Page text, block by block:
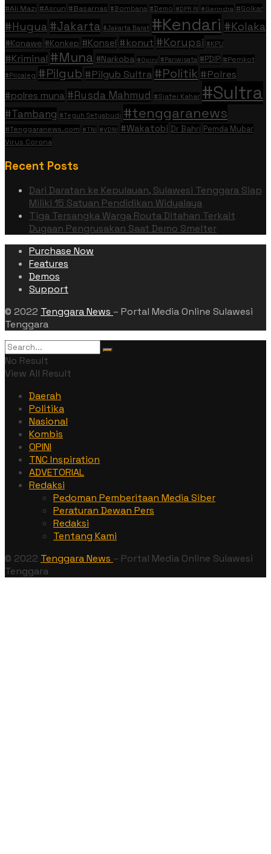
#Ali Mazi #Asrun #Basarnas #Bombana #Demo #DPR RI #Gerindra #Golkar
#Hugua #Jakarta #Jakarta Barat #Kendari #Kolaka
#Konawe #Konkep #Konsel #konut #Korupsi #KPU
#Kriminal #Muna #Narkoba #Opini #Pariwisata #PDIP #Pemkot
#Pilcaleg #Pilgub #Pilgub Sultra #Politik #Polres
#polres muna #Rusda Mahmud #Sjafei Kahar #Sultra
#Tambang #Teguh Setyabudi #tenggaranews
#Tenggaranews.com #TNI #VDNI #Wakatobi Dr Bahri Pemda Mubar
Virus Corona
Recent Posts
Dari Daratan ke Kepulauan, Sulawesi Tenggara Siap
Miliki 15 Satuan Pendidikan Widyalaya
Tiga Tersangka Warga Routa Ditahan Terkait
Dugaan Pengrusakan Saat Demo Smelter
Purchase Now
Features
Demos
Support
© 2022 Tenggara News – Portal Media Online Sulawesi
Tenggara
No Result
View All Result
Daerah
Politika
Nasional
Kombis
OPINI
TNC Inspiration
ADVETORIAL
Redaksi
Pedoman Pemberitaan Media Siber
Peraturan Dewan Pers
Redaksi
Tentang Kami
© 2022 Tenggara News – Portal Media Online Sulawesi
Tenggara